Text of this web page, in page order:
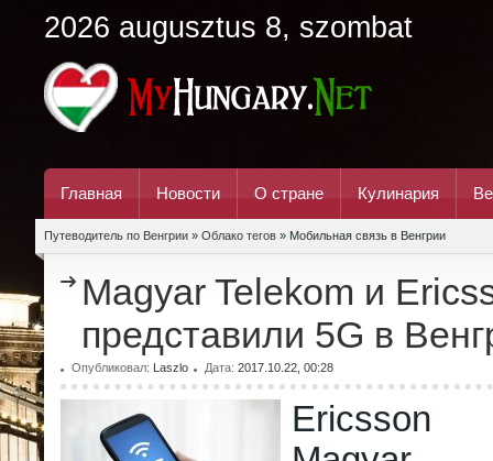
2026 augusztus 8, szombat
Главная Новости О стране Кулинария
Путеводитель по Венгрии » Облако тегов » Мобильная связь в Венгрии
Magyar Telekom и
представили 5G в
Опубликовал: Laszlo Дата: 2017.10.22, 00:28